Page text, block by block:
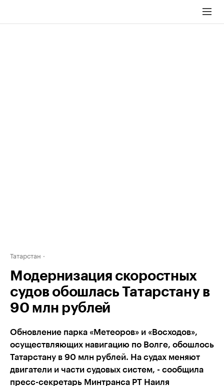
Татарстан
Модернизация скоростных
судов обошлась Татарстану в
90 млн рублей
Обновление парка «Метеоров» и «Восходов»,
осуществляющих навигацию по Волге, обошлось
Татарстану в 90 млн рублей. На судах меняют
двигатели и части судовых систем, - сообщила
пресс-секретарь Минтранса РТ Наиля